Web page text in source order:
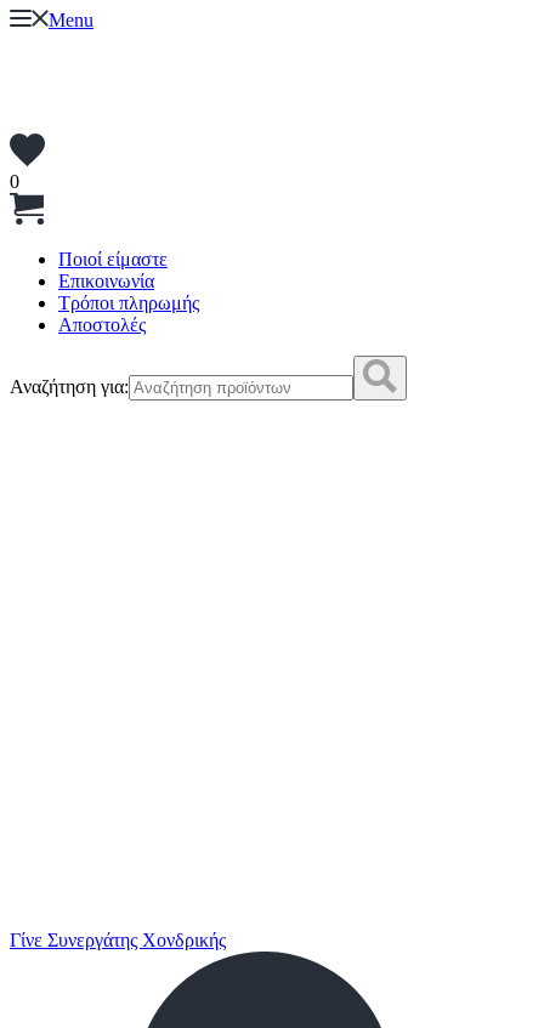
Menu
0
Ποιοί είμαστε
Επικοινωνία
Τρόποι πληρωμής
Αποστολές
Αναζήτηση για:
Γίνε Συνεργάτης Χονδρικής